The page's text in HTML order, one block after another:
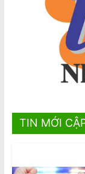
TIN MỚI